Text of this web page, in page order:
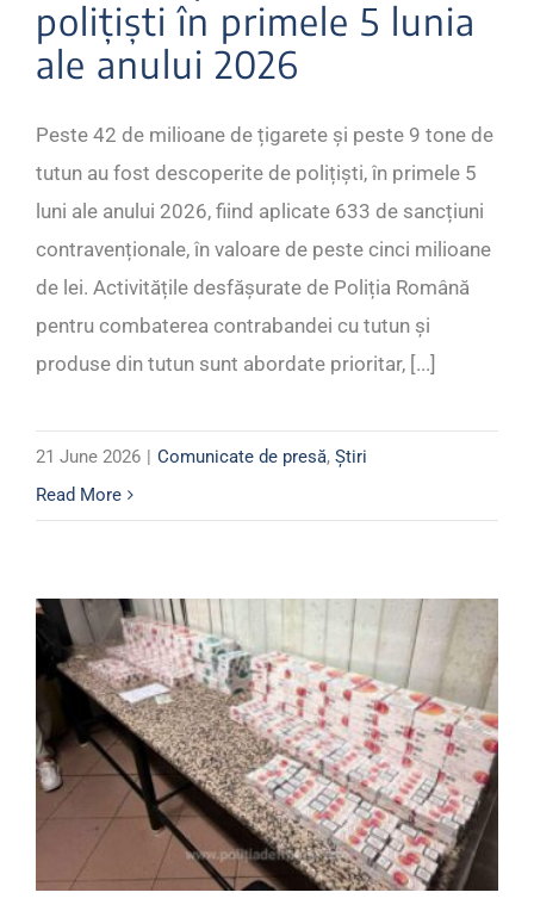
polițiști în primele 5 lunia
ale anului 2026
Peste 42 de milioane de țigarete și peste 9 tone de
tutun au fost descoperite de polițiști, în primele 5
luni ale anului 2026, fiind aplicate 633 de sancțiuni
contravenționale, în valoare de peste cinci milioane
de lei. Activitățile desfășurate de Poliția Română
pentru combaterea contrabandei cu tutun și
produse din tutun sunt abordate prioritar, [...]
21 June 2026 Comunicate de presă, Știri
Read More